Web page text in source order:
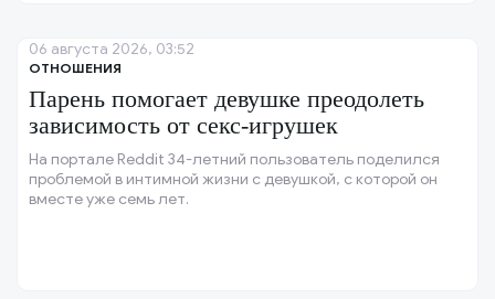
ОТНОШЕНИЯ
Парень помогает девушке преодолеть
зависимость от секс-игрушек
На портале Reddit 34-летний пользователь поделился
проблемой в интимной жизни с девушкой, с которой он
вместе уже семь лет.
06 августа 2026, 03:52